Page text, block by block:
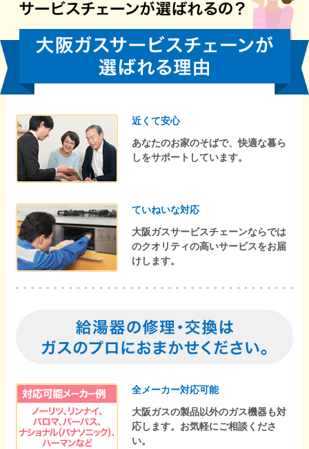
近くて安心
あなたのお家のそばで、快適な暮ら
しをサポートしています。
ていねいな対応
大阪ガスサービスチェーンならでは
のクオリティの高いサービスをお届
けします。
全メーカー対応可能
大阪ガスの製品以外のガス機器も対
応します。お気軽にご相談くださ
い。